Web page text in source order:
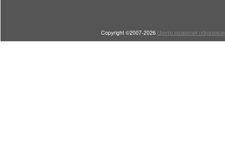
Copyright ©2007-2026 Центр развития